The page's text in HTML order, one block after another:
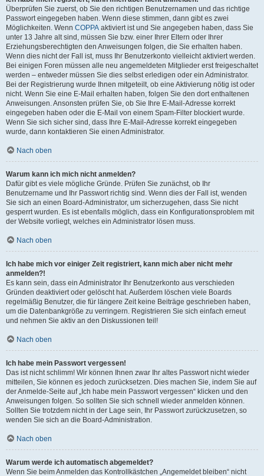
Überprüfen Sie zuerst, ob Sie den richtigen Benutzernamen und das richtige
Passwort eingegeben haben. Wenn diese stimmen, dann gibt es zwei
Möglichkeiten. Wenn COPPA aktiviert ist und Sie angegeben haben, dass Sie
unter 13 Jahre alt sind, müssen Sie bzw. einer Ihrer Eltern oder Ihrer
Erziehungsberechtigten den Anweisungen folgen, die Sie erhalten haben.
Wenn dies nicht der Fall ist, muss Ihr Benutzerkonto vielleicht aktiviert werden.
Bei einigen Foren müssen alle neu angemeldeten Mitglieder erst freigeschaltet
werden – entweder müssen Sie dies selbst erledigen oder ein Administrator.
Bei der Registrierung wurde Ihnen mitgeteilt, ob eine Aktivierung nötig ist oder
nicht. Wenn Sie eine E-Mail erhalten haben, folgen Sie den dort enthaltenen
Anweisungen. Ansonsten prüfen Sie, ob Sie Ihre E-Mail-Adresse korrekt
eingegeben haben oder die E-Mail von einem Spam-Filter blockiert wurde.
Wenn Sie sich sicher sind, dass Ihre E-Mail-Adresse korrekt eingegeben
wurde, dann kontaktieren Sie einen Administrator.
Nach oben
Warum kann ich mich nicht anmelden?
Dafür gibt es viele mögliche Gründe. Prüfen Sie zunächst, ob Ihr
Benutzername und Ihr Passwort richtig sind. Wenn dies der Fall ist, wenden
Sie sich an einen Board-Administrator, um sicherzugehen, dass Sie nicht
gesperrt wurden. Es ist ebenfalls möglich, dass ein Konfigurationsproblem mit
der Website vorliegt, welches ein Administrator lösen muss.
Nach oben
Ich habe mich vor einiger Zeit registriert, kann mich aber nicht mehr
anmelden?!
Es kann sein, dass ein Administrator Ihr Benutzerkonto aus verschieden
Gründen deaktiviert oder gelöscht hat. Außerdem löschen viele Boards
regelmäßig Benutzer, die für längere Zeit keine Beiträge geschrieben haben,
um die Datenbankgröße zu verringern. Registrieren Sie sich einfach erneut
und nehmen Sie aktiv an den Diskussionen teil!
Nach oben
Ich habe mein Passwort vergessen!
Das ist nicht schlimm! Wir können Ihnen zwar Ihr altes Passwort nicht wieder
mitteilen, Sie können es jedoch zurücksetzen. Dies machen Sie, indem Sie auf
der Anmelde-Seite auf „Ich habe mein Passwort vergessen“ klicken und den
Anweisungen folgen. So sollten Sie sich schnell wieder anmelden können.
Sollten Sie trotzdem nicht in der Lage sein, Ihr Passwort zurückzusetzen, so
wenden Sie sich an die Board-Administration.
Nach oben
Warum werde ich automatisch abgemeldet?
Wenn Sie beim Anmelden das Kontrollkästchen „Angemeldet bleiben“ nicht